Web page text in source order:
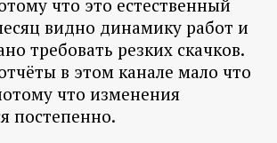
что это естественный
видно динамику работ и
требовать резких скачков.
в этом канале мало что
что изменения
постепенно.